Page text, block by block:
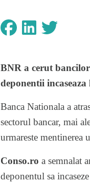
BNR a cerut
deponentii
Banca Nationala a
sectorul bancar, mai
urmareste mentinerea
Conso.ro a semnalat
deponentul sa